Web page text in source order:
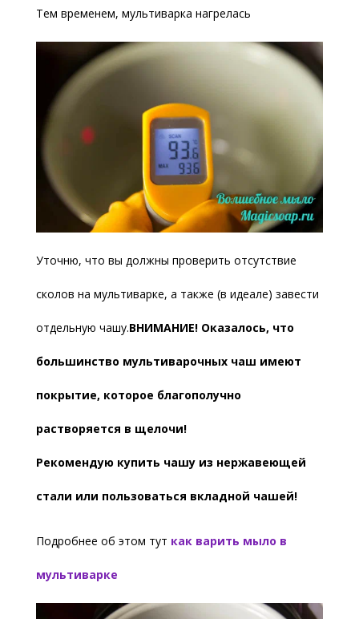
Тем временем, мультиварка нагрелась
Уточню, что вы должны проверить отсутствие
сколов на мультиварке, а также (в идеале) завести
отдельную чашу.ВНИМАНИЕ! Оказалось, что
большинство мультиварочных чаш имеют
покрытие, которое благополучно
растворяется в щелочи!
Рекомендую купить чашу из нержавеющей
стали или пользоваться вкладной чашей!
Подробнее об этом тут как варить мыло в
мультиварке